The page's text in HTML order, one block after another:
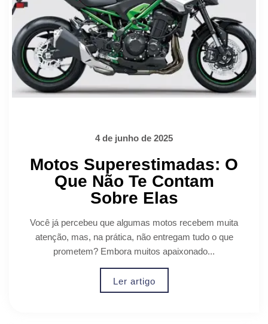
4 de junho de 2025
Motos Superestimadas: O
Que Não Te Contam
Sobre Elas
Você já percebeu que algumas motos recebem muita
atenção, mas, na prática, não entregam tudo o que
prometem? Embora muitos apaixonado...
Ler artigo